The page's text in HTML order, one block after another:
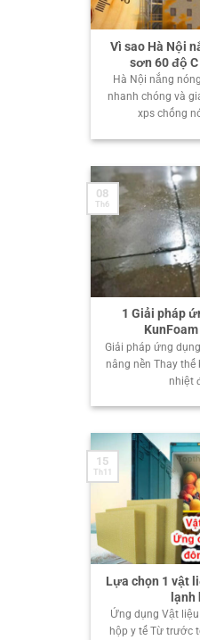
Vì sao Hà Nội
sơn 60 độ
Hà Nội nắng
nhanh chóng và
xps chống
1 Giải pháp
Giải pháp ứng
nâng nền Thay thế
nhiệt
08
Th6
Lựa chọn 1 vật
lạnh
Ứng dụng Vật
hộp y tế Từ trước
15
Th11